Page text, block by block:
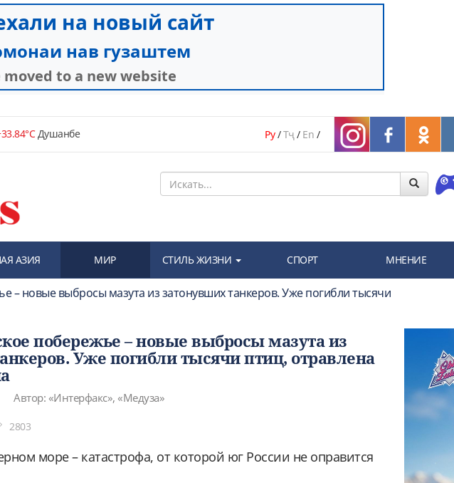
Душанбе Ру/Тҷ/ En /
АЗИЯ МИР СТИЛЬ ЖИЗНИ СПОРТ МНЕНИЕ
– новые выбросы мазута из затонувших танкеров. Уже погибли тысячи
побережье – новые выбросы мазута из
Уже погибли тысячи птиц, отравлена
Автор: «Интерфакс», «Медуза»
2803
море – катастрофа, от которой юг России не оправится